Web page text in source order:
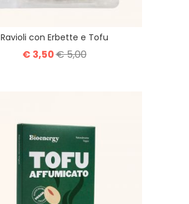
Ravioli con Erbette e Tofu
€ 3,50€ 5,00